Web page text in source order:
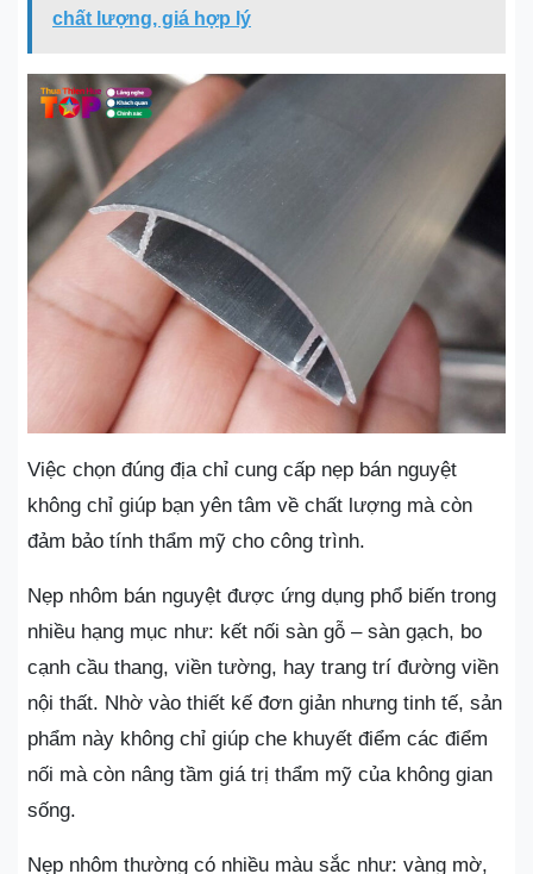
chất lượng, giá hợp lý
Việc chọn đúng địa chỉ cung cấp nẹp bán nguyệt
không chỉ giúp bạn yên tâm về chất lượng mà còn
đảm bảo tính thẩm mỹ cho công trình.
Nẹp nhôm bán nguyệt được ứng dụng phổ biến trong
nhiều hạng mục như: kết nối sàn gỗ – sàn gạch, bo
cạnh cầu thang, viền tường, hay trang trí đường viền
nội thất. Nhờ vào thiết kế đơn giản nhưng tinh tế, sản
phẩm này không chỉ giúp che khuyết điểm các điểm
nối mà còn nâng tầm giá trị thẩm mỹ của không gian
sống.
Nẹp nhôm thường có nhiều màu sắc như: vàng mờ,